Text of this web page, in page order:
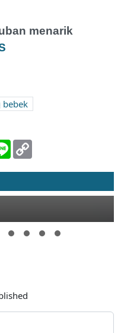
menarik
bebek
Line
Perkawinan